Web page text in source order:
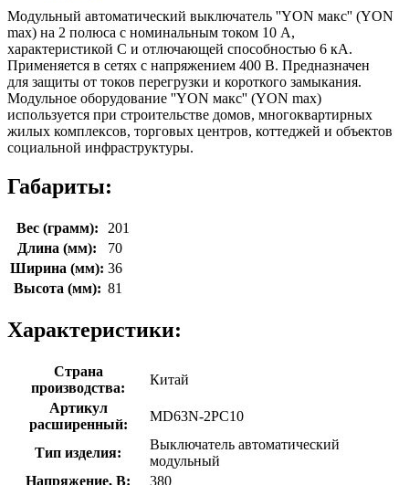
Модульный автоматический выключатель ''YON макс'' (YON
max) на 2 полюса с номинальным током 10 А,
характеристикой C и отлючающей способностью 6 кА.
Применяется в сетях с напряжением 400 В. Предназначен
для защиты от токов перегрузки и короткого замыкания.
Модульное оборудование ''YON макс'' (YON max)
используется при строительстве домов, многоквартирных
жилых комплексов, торговых центров, коттеджей и объектов
социальной инфраструктуры.
Габариты:
Вес (грамм):
201
Длина (мм):
70
Ширина (мм): 36
Высота (мм): 81
Характеристики:
Страна
производства:
Китай
Артикул
расширенный:
MD63N-2PC10
Тип изделия:
Выключатель автоматический
модульный
Напряжение, В:
380